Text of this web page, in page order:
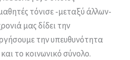
τόνισε -μεταξύ άλλων-
μας δίδει την
την υπευθυνότητα
το κοινωνικό σύνολο.